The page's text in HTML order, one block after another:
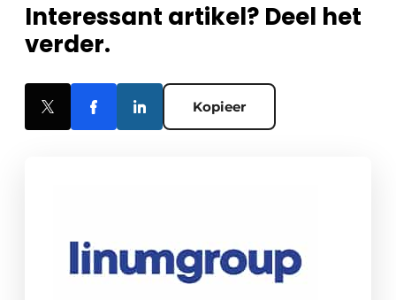
Interessant artikel? Deel het
verder.
Kopieer